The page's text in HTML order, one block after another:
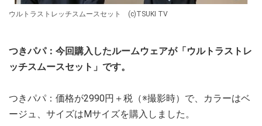
ウルトラストレッチスムースセット (c)TSUKI TV
つきパパ：今回購入したルームウェアが「ウルトラストレ
ッチスムースセット」です。
つきパパ：価格が2990円＋税（※撮影時）で、カラーはベ
ージュ、サイズはMサイズを購入しました。